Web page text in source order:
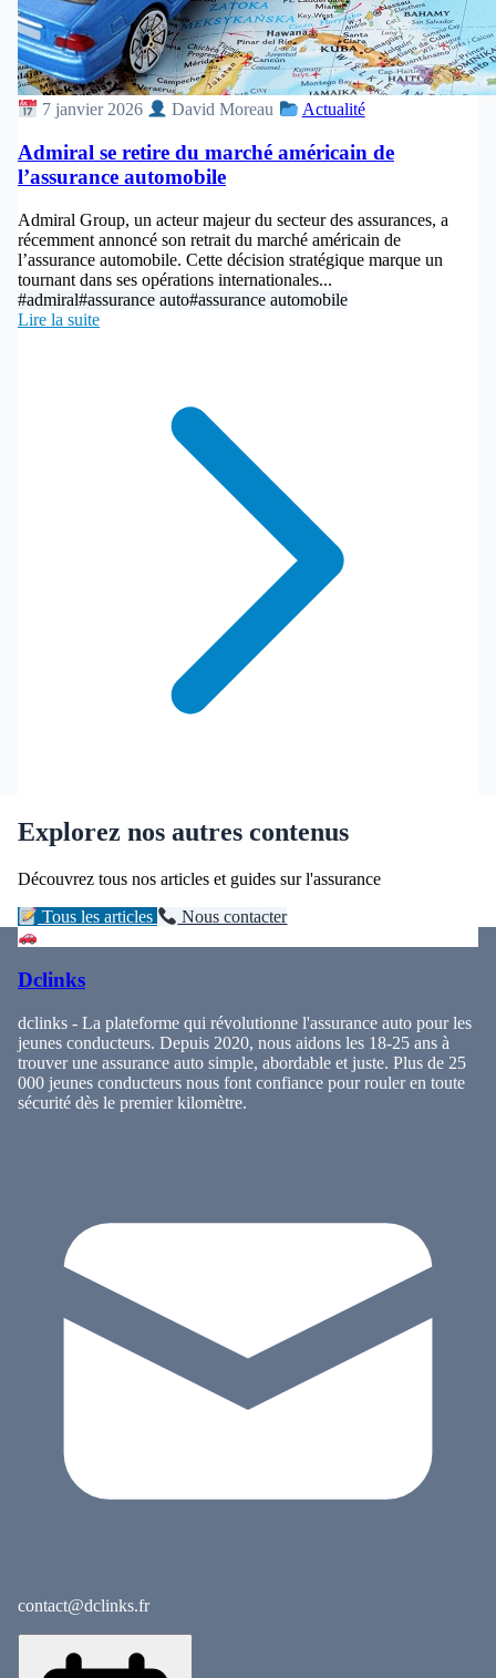
7 janvier 2026 David Moreau Actualité
Admiral se retire du marché américain de
l’assurance automobile
Admiral Group, un acteur majeur du secteur des assurances, a
récemment annoncé son retrait du marché américain de
l’assurance automobile. Cette décision stratégique marque un
tournant dans ses opérations internationales...
#admiral#assurance auto#assurance automobile
Lire la suite
Explorez nos autres contenus
Découvrez tous nos articles et guides sur l'assurance
Tous les articles Nous contacter
Dclinks
dclinks - La plateforme qui révolutionne l'assurance auto pour les
jeunes conducteurs. Depuis 2020, nous aidons les 18-25 ans à
trouver une assurance auto simple, abordable et juste. Plus de 25
000 jeunes conducteurs nous font confiance pour rouler en toute
sécurité dès le premier kilomètre.
contact@dclinks.fr